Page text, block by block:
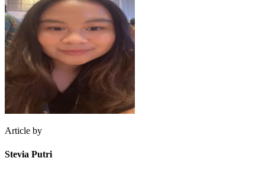
Article by
Stevia Putri